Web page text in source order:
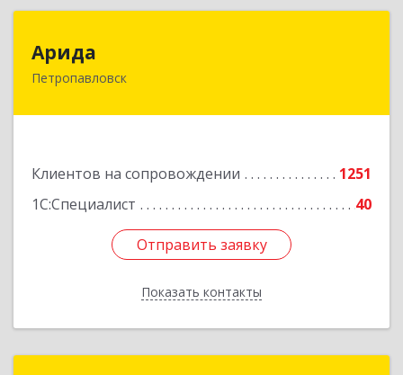
Арида
Петропавловск
Клиентов на сопровождении
1251
1С:Специалист
40
Отправить заявку
Показать контакты
150013, Казахстан, СКО, г.Петропавловск,
Отправить заявку
Назад